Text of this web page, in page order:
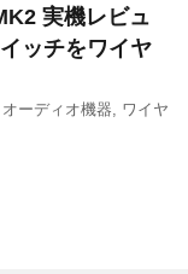
実機レビュ
ッチをワイヤ
オーディオ機器
ワイヤ